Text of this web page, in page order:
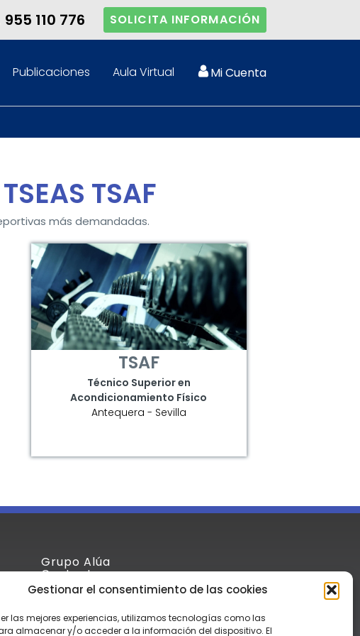
Gestionar el consentimiento de las cookies
las mejores experiencias, utilizamos tecnologías como las
almacenar y/o acceder a la información del dispositivo. El
955 110 776 SOLICITA INFORMACIÓN
Publicaciones Aula Virtual Mi Cuenta
TSAF
más demandadas.
TSAF
Técnico Superior en
Acondicionamiento Físico
Antequera - Sevilla
Grupo Alúa
Contacto
Aula Virtual
Aviso Legal y Condiciones